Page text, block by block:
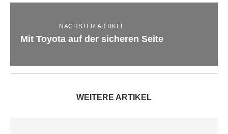
NÄCHSTER ARTIKEL
Mit Toyota auf der sicheren Seite
WEITERE ARTIKEL